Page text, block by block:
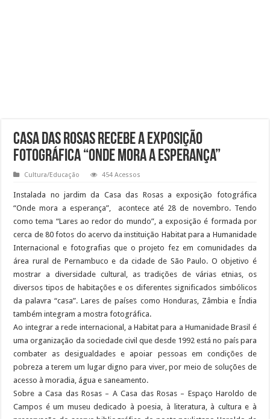
Casa das Rosas recebe a exposição
fotográfica “Onde mora a esperança”
Cultura/Educação 454 Acessos
Instalada no jardim da Casa das Rosas a exposição fotográfica
“Onde mora a esperança”, acontece até 28 de novembro. Tendo
como tema “Lares ao redor do mundo”, a exposição é formada por
cerca de 80 fotos do acervo da instituição Habitat para a Humanidade
Internacional e fotografias que o projeto fez em comunidades da
área rural de Pernambuco e da cidade de São Paulo. O objetivo é
mostrar a diversidade cultural, as tradições de várias etnias, os
diversos tipos de habitações e os diferentes significados simbólicos
da palavra “casa”. Lares de países como Honduras, Zâmbia e Índia
também integram a mostra fotográfica.
Ao integrar a rede internacional, a Habitat para a Humanidade Brasil é
uma organização da sociedade civil que desde 1992 está no país para
combater as desigualdades e apoiar pessoas em condições de
pobreza a terem um lugar digno para viver, por meio de soluções de
acesso à moradia, água e saneamento.
Sobre a Casa das Rosas – A Casa das Rosas – Espaço Haroldo de
Campos é um museu dedicado à poesia, à literatura, à cultura e à